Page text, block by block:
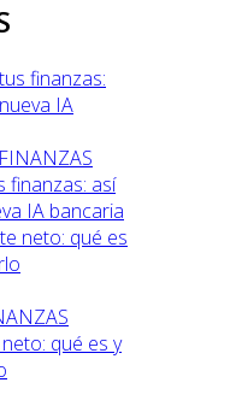
FINANZAS
finanzas: así
IA bancaria
qué es y